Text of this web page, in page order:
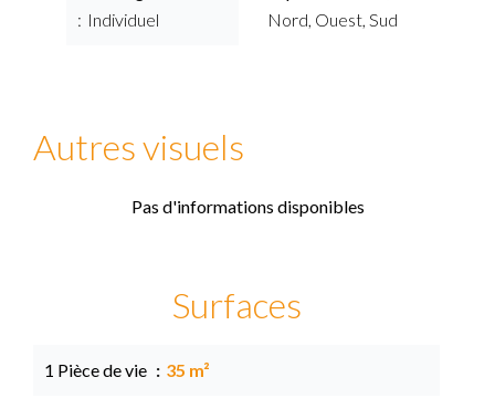
Individuel
Nord, Ouest, Sud
Autres visuels
Pas d'informations disponibles
Surfaces
1 Pièce de vie 35 m²